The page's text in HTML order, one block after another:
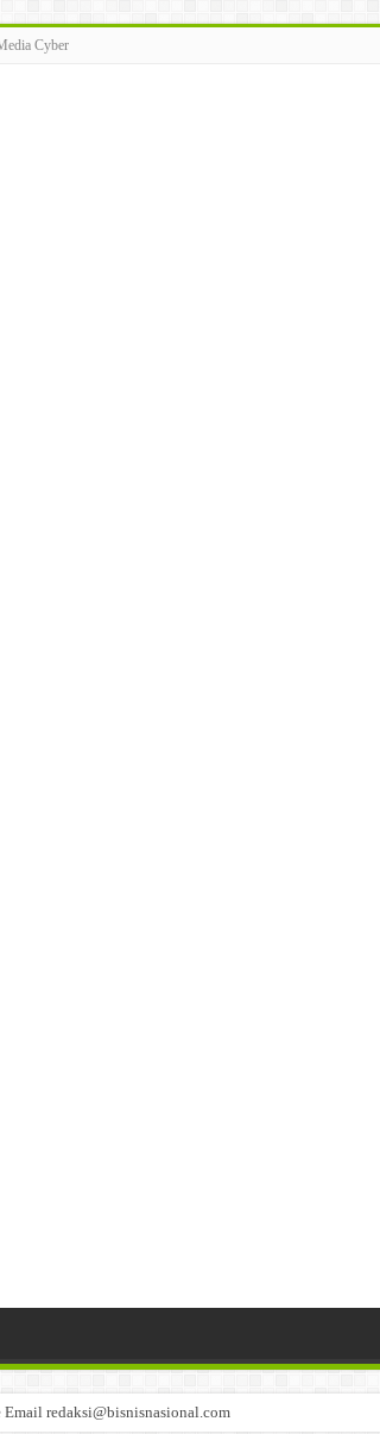
Cyber
redaksi@bisnisnasional.com